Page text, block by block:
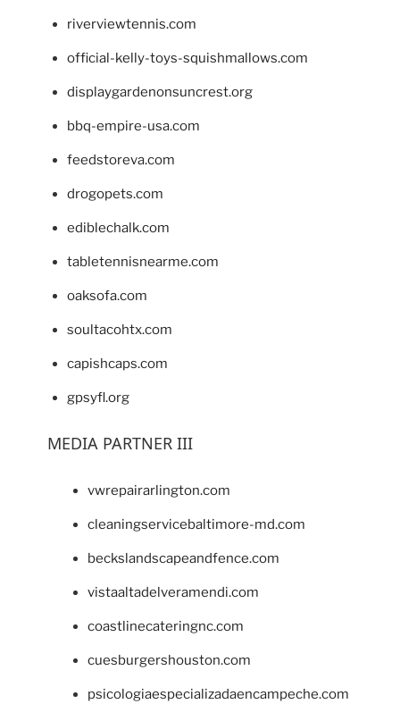
riverviewtennis.com
official-kelly-toys-squishmallows.com
displaygardenonsuncrest.org
bbq-empire-usa.com
feedstoreva.com
drogopets.com
ediblechalk.com
tabletennisnearme.com
oaksofa.com
soultacohtx.com
capishcaps.com
gpsyfl.org
MEDIA PARTNER III
vwrepairarlington.com
cleaningservicebaltimore-md.com
beckslandscapeandfence.com
vistaaltadelveramendi.com
coastlinecateringnc.com
cuesburgershouston.com
psicologiaespecializadaencampeche.com